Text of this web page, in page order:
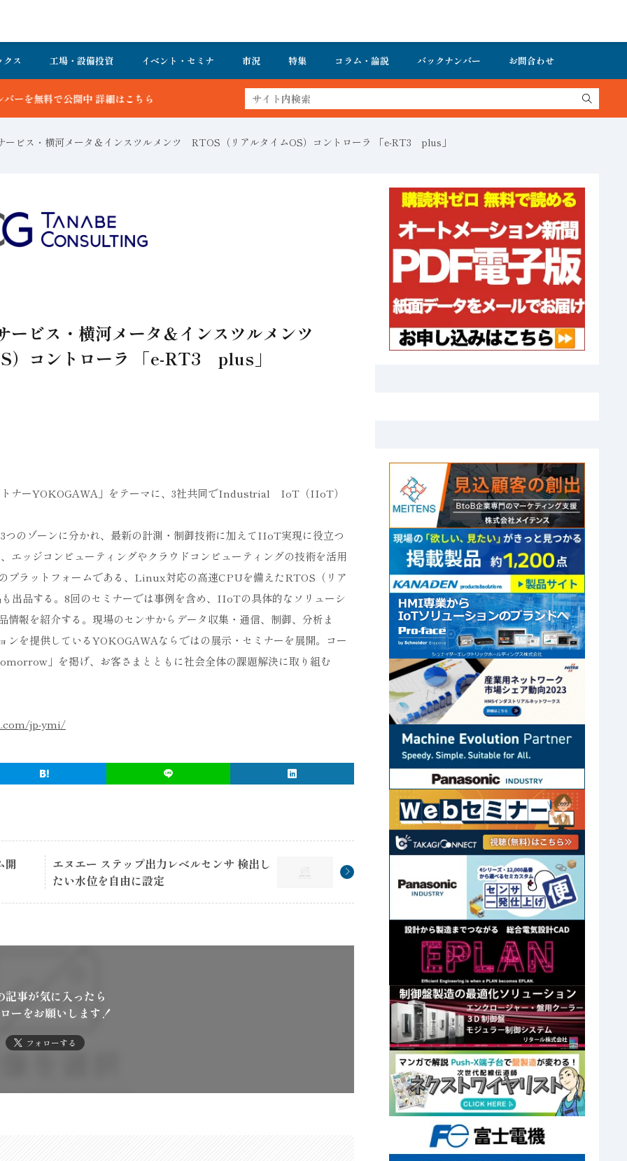
クス 工場・設備投資 イベント・セミナ 市況 特集 コラム・論説 バックナンバー お問合わせ
はこちら
ービス・横河メータ＆インスツルメンツ RTOS（リアルタイムOS）コントローラ 「e-RT3 plus」
ービス・横河メータ＆インスツルメンツ
）コントローラ 「e-RT3 plus」
トナーYOKOGAWA」をテーマに、3社共同でIndustrial IoT（IIoT）
のゾーンに分かれ、最新の計測・制御技術に加えてIIoT実現に役立つ
ッジコンピューティングやクラウドコンピューティングの技術を活用
プラットフォームである、Linux対応の高速CPUを備えたRTOS（リア
品する。8回のセミナーでは事例を含め、IIoTの具体的なソリューシ
報を紹介する。現場のセンサからデータ収集・通信、制御、分析ま
ンを提供しているYOKOGAWAならではの展示・セミナーを展開。コー
」を掲げ、お客さまとともに社会全体の課題解決に取り組む
jp-ymi/
開
エヌエー ステップ出力レベルセンサ 検出し
たい水位を自由に設定
記事が気に入ったら
ーをお願いします！
フォローする